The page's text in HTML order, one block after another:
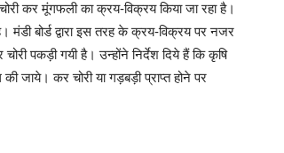
कर मूंगफली का क्रय-विक्रय किया जा रहा है।
मंडी बोर्ड द्वारा इस तरह के क्रय-विक्रय पर नजर
पकड़ी गयी है। उन्होंने निर्देश दिये हैं कि कृषि
जाये। कर चोरी या गड़बड़ी प्राप्त होने पर